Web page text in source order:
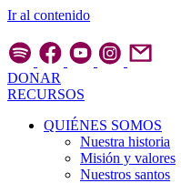
Ir al contenido
DONAR
RECURSOS
QUIÉNES SOMOS
Nuestra historia
Misión y valores
Nuestros santos